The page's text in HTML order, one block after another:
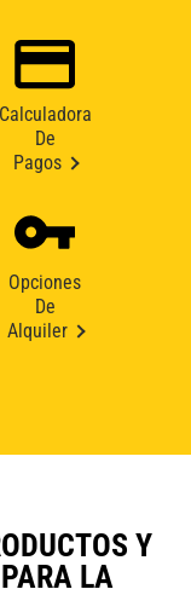
Calculadora
De
Pagos
Opciones
De
Alquiler
Y
LA